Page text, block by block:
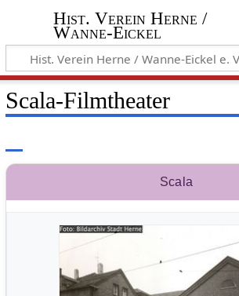
Hist. Verein Herne /
Wanne-Eickel
Scala-Filmtheater
Scala